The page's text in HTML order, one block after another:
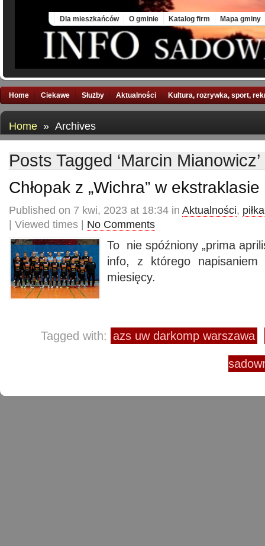
Dla mieszkańców O gminie Katalog firm Mapa gminy
Home Ciekawe Służby Aktualności Kultura, rozrywka, sport,
Home » Archives
Posts Tagged ‘Marcin Mianowicz’
Chłopak z „Wichra” w ekstraklasie
Published on 7 kwi, 2023 at 18:34 in Aktualności,
| Viewed times | No Comments
To nie spóźniony „prima
info, z którego napisaniem
miesięcy.
Tagged with: azs uw darkomp warszawa